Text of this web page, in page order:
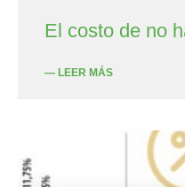
El costo de no
— LEER MÁS